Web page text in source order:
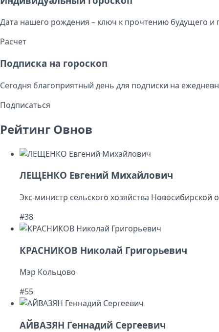
Дата нашего рождения – ключ к прочтению будущего и
Расчет
Подписка на гороскоп
Сегодня благоприятный день для подписки на
Подписаться
Рейтинг Овнов
ЛЕЩЕНКО Евгений Михайлович
Экс-министр сельского хозяйства Новосибирской
#38
КРАСНИКОВ Николай Григорьевич
Мэр Кольцово
#55
АЙВАЗЯН Геннадий Сергеевич